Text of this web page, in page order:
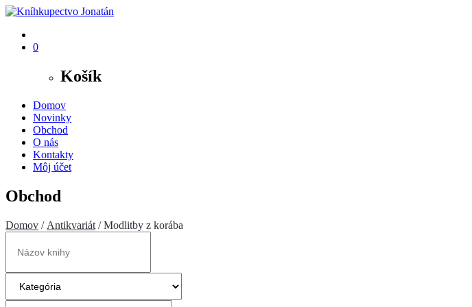
0
Košík
Domov
Novinky
Obchod
O nás
Kontakty
Môj účet
Obchod
Domov / Antikvariát / Modlitby z korába